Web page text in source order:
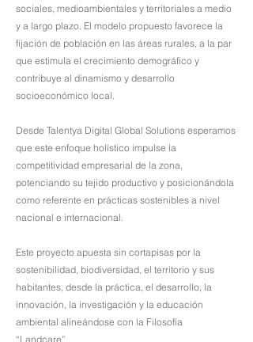
sociales, medioambientales y territoriales a medio
y a largo plazo. El modelo propuesto favorece la
fijación de población en las áreas rurales, a la par
que estimula el crecimiento demográfico y
contribuye al dinamismo y desarrollo
socioeconómico local.
Desde Talentya Digital Global Solutions esperamos
que este enfoque holístico impulse la
competitividad empresarial de la zona,
potenciando su tejido productivo y posicionándola
como referente en prácticas sostenibles a nivel
nacional e internacional.
Este proyecto apuesta sin cortapisas por la
sostenibilidad, biodiversidad, el territorio y sus
habitantes, desde la práctica, el desarrollo, la
innovación, la investigación y la educación
ambiental alineándose con la Filosofía
“Landcare”.